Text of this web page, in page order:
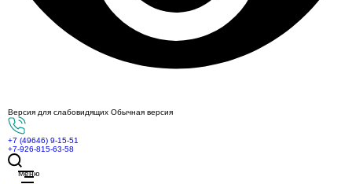
Версия для слабовидящих Обычная версия
+7 (49646) 9-15-51
+7-926-815-63-58
Меню